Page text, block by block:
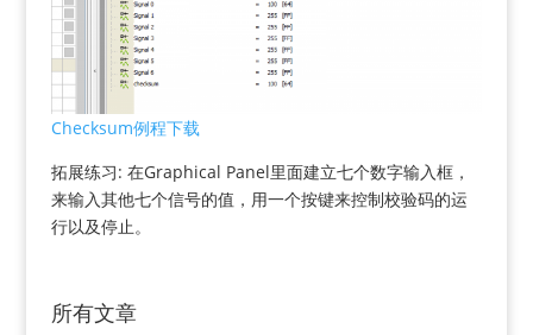
Checksum例程下载
拓展练习: 在Graphical Panel里面建立七个数字输入框，
来输入其他七个信号的值，用一个按键来控制校验码的运
行以及停止。
所有文章